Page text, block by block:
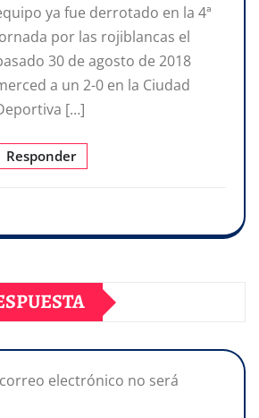
ya fue derrotado en la 4ª
por las rojiblancas el
30 de agosto de 2018
a un 2-0 en la Ciudad
[…]
Responder
electrónico no será